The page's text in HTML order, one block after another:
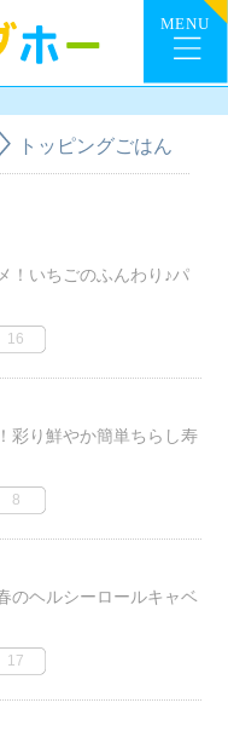
トッピングごはん
！いちごのふんわり♪パ
16
彩り鮮やか簡単ちらし寿
8
のヘルシーロールキャベ
17